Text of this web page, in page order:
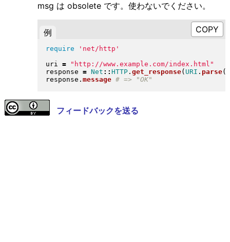
msg は obsolete です。使わないでください。
例
require
'net/http'
uri = " http://www.example.com/index.html "
response = Net :: HTTP. get_response( URI . parse(
response . message
フィードバックを送る